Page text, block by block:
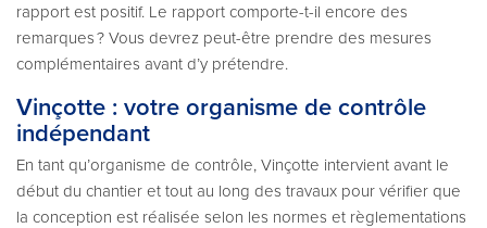
rapport est positif. Le rapport comporte-t-il encore des
remarques ? Vous devrez peut-être prendre des mesures
complémentaires avant d’y prétendre.
Vinçotte : votre organisme de contrôle
indépendant
En tant qu’organisme de contrôle, Vinçotte intervient avant le
début du chantier et tout au long des travaux pour vérifier que
la conception est réalisée selon les normes et règlementations